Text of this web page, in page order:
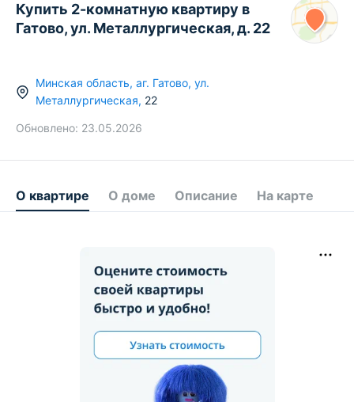
Купить 2-комнатную квартиру в
Гатово, ул. Металлургическая, д. 22
Минская область, аг. Гатово, ул.
Металлургическая, 22
Обновлено: 23.05.2026
О квартире О доме Описание На карте